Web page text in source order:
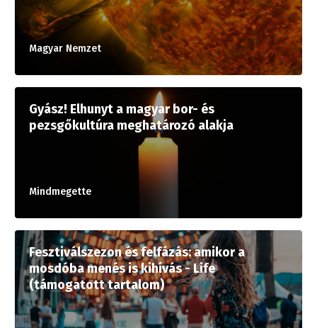
Magyar Nemzet
Gyász! Elhunyt a magyar bor- és
pezsgőkultúra meghatározó alakja
Mindmegette
Fesztiválszezon és felfázás: amikor a
mosdóba menés is kihívás - Life
(támogatott tartalom)